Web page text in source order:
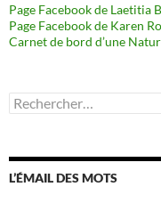
Page Facebook de Laetitia
Page Facebook de Karen
Carnet de bord d’une
Rechercher :
L’ÉMAIL DES MOTS